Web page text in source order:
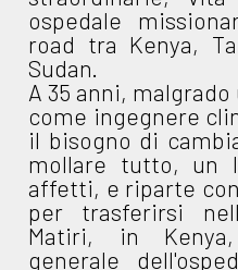
ospedale
road tra Kenya,
Sudan.
A 35 anni,
come ingegnere
il bisogno di
mollare tutto, un
affetti, e riparte
per trasferirsi
Matiri, in
generale